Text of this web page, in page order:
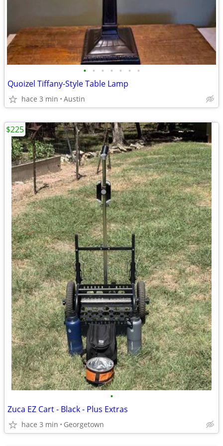
• • • • • • •
Quoizel Tiffany-Style Table Lamp
hace 3 min Austin
•
Zuca EZ Cart - Black - Plus Extras
hace 3 min Georgetown
$225